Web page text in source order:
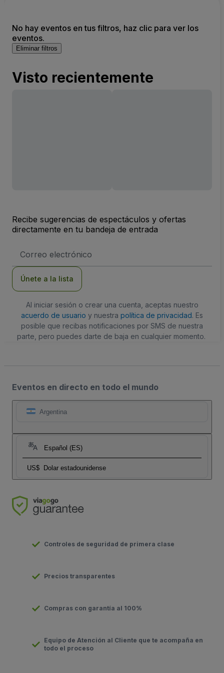
No hay eventos en tus filtros, haz clic para ver los
eventos.
Eliminar filtros
Visto recientemente
Recibe sugerencias de espectáculos y ofertas
directamente en tu bandeja de entrada
de
Únete a la lista
Al iniciar sesión o crear una cuenta, aceptas nuestro
acuerdo de usuario y nuestra política de privacidad. Es
posible que recibas notificaciones por SMS de nuestra
parte, pero puedes darte de baja en cualquier momento.
Eventos en directo en todo el mundo
Argentina
Español (ES)
US$ Dolar estadounidense
Controles de seguridad de primera clase
Precios transparentes
Compras con garantía al 100%
Equipo de Atención al Cliente que te acompaña en
todo el proceso